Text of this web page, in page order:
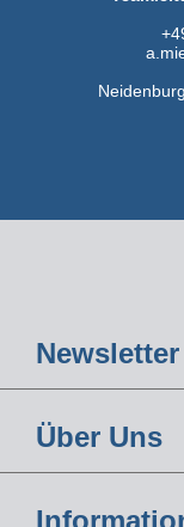
Newsletter
Über Uns